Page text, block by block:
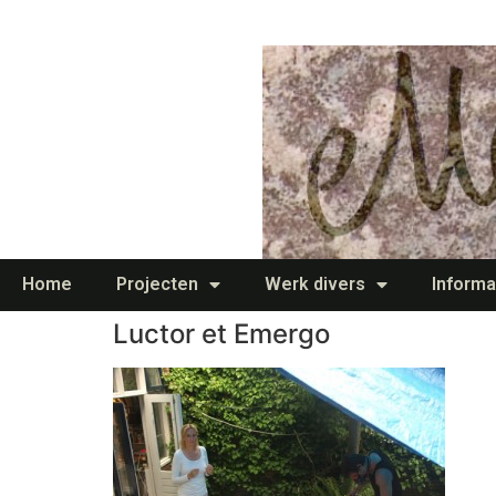
Home Projecten Werk divers
Luctor et Emergo